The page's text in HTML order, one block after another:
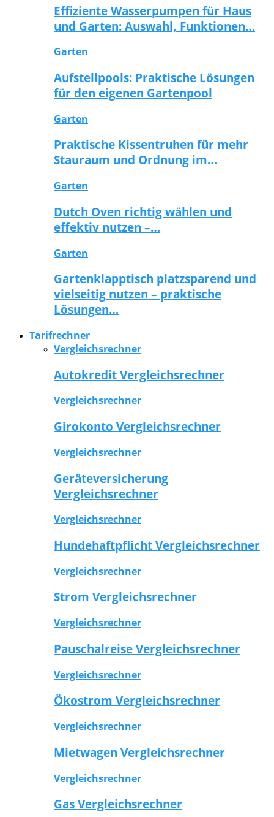
Effiziente Wasserpumpen für Haus
und Garten: Auswahl, Funktionen…
Garten
Aufstellpools: Praktische Lösungen
für den eigenen Gartenpool
Garten
Praktische Kissentruhen für mehr
Stauraum und Ordnung im…
Garten
Dutch Oven richtig wählen und
effektiv nutzen –…
Garten
Gartenklapptisch platzsparend und
vielseitig nutzen – praktische
Lösungen…
Tarifrechner
Vergleichsrechner
Autokredit Vergleichsrechner
Vergleichsrechner
Girokonto Vergleichsrechner
Vergleichsrechner
Geräteversicherung
Vergleichsrechner
Vergleichsrechner
Hundehaftpflicht Vergleichsrechner
Vergleichsrechner
Strom Vergleichsrechner
Vergleichsrechner
Pauschalreise Vergleichsrechner
Vergleichsrechner
Ökostrom Vergleichsrechner
Vergleichsrechner
Mietwagen Vergleichsrechner
Vergleichsrechner
Gas Vergleichsrechner